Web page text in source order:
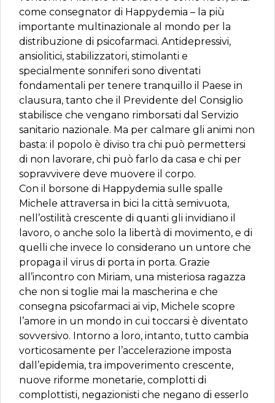
come consegnator di Happydemia – la più
importante multinazionale al mondo per la
distribuzione di psicofarmaci. Antidepressivi,
ansiolitici, stabilizzatori, stimolanti e
specialmente sonniferi sono diventati
fondamentali per tenere tranquillo il Paese in
clausura, tanto che il Previdente del Consiglio
stabilisce che vengano rimborsati dal Servizio
sanitario nazionale. Ma per calmare gli animi non
basta: il popolo è diviso tra chi può permettersi
di non lavorare, chi può farlo da casa e chi per
sopravvivere deve muovere il corpo.
Con il borsone di Happydemia sulle spalle
Michele attraversa in bici la città semivuota,
nell’ostilità crescente di quanti gli invidiano il
lavoro, o anche solo la libertà di movimento, e di
quelli che invece lo considerano un untore che
propaga il virus di porta in porta. Grazie
all’incontro con Miriam, una misteriosa ragazza
che non si toglie mai la mascherina e che
consegna psicofarmaci ai vip, Michele scopre
l’amore in un mondo in cui toccarsi è diventato
sovversivo. Intorno a loro, intanto, tutto cambia
vorticosamente per l’accelerazione imposta
dall’epidemia, tra impoverimento crescente,
nuove riforme monetarie, complotti di
complottisti, negazionisti che negano di esserlo